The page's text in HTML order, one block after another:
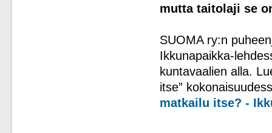
mutta taitolaji se
SUOMA ry:n
Ikkunapaikka-
kuntavaalien alla.
itse”
matkailu itse? -